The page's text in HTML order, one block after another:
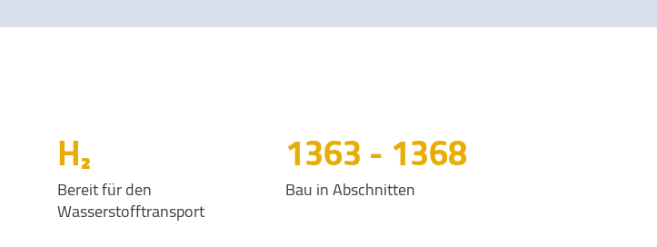
H₂
Bereit für den
Wasserstofftransport
2024 - 2032
Bau in Abschnitten